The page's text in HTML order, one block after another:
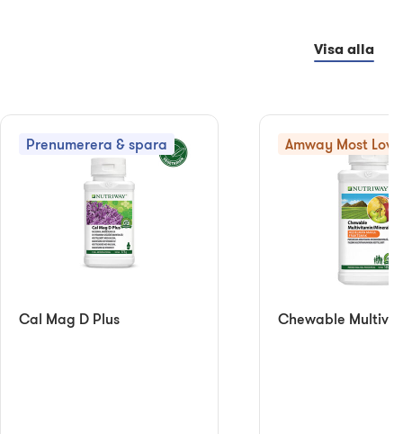
Visa alla
Prenumerera & spara
Cal Mag D Plus
Amway Most
Chewable